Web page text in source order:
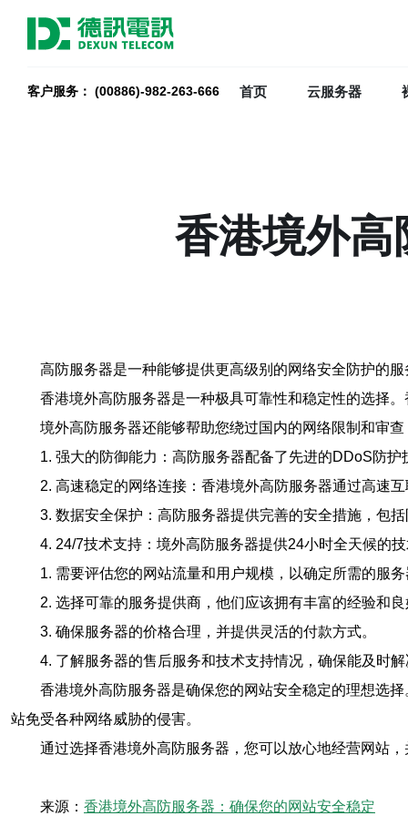
客户服务： (00886)-982-263-666 首页 云服务器
香港境外高
高防服务器是一种能够提供更高级别的网络安全防护的
香港境外高防服务器是一种极具可靠性和稳定性的选择
境外高防服务器还能够帮助您绕过国内的网络限制和审
1. 强大的防御能力：高防服务器配备了先进的DDoS防
2. 高速稳定的网络连接：香港境外高防服务器通过高速
3. 数据安全保护：高防服务器提供完善的安全措施，包
4. 24/7技术支持：境外高防服务器提供24小时全天候的
1. 需要评估您的网站流量和用户规模，以确定所需的服
2. 选择可靠的服务提供商，他们应该拥有丰富的经验和
3. 确保服务器的价格合理，并提供灵活的付款方式。
4. 了解服务器的售后服务和技术支持情况，确保能及时
香港境外高防服务器是确保您的网站安全稳定的理想选
站免受各种网络威胁的侵害。
通过选择香港境外高防服务器，您可以放心地经营网站
来源： 香港境外高防服务器：确保您的网站安全稳定